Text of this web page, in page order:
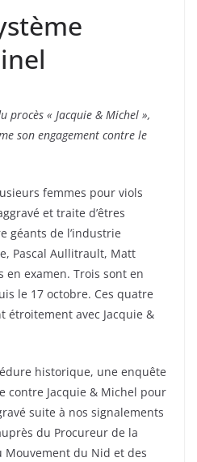
procès « Jacquie & Michel »,
son engagement contre le
femmes pour viols
et traite d’êtres
géants de l’industrie
Pascal Aullitrault, Matt
en examen. Trois sont en
le 17 octobre. Ces quatre
étroitement avec Jacquie &
historique, une enquête
contre Jacquie & Michel pour
suite à nos signalements
du Procureur de la
Mouvement du Nid et des